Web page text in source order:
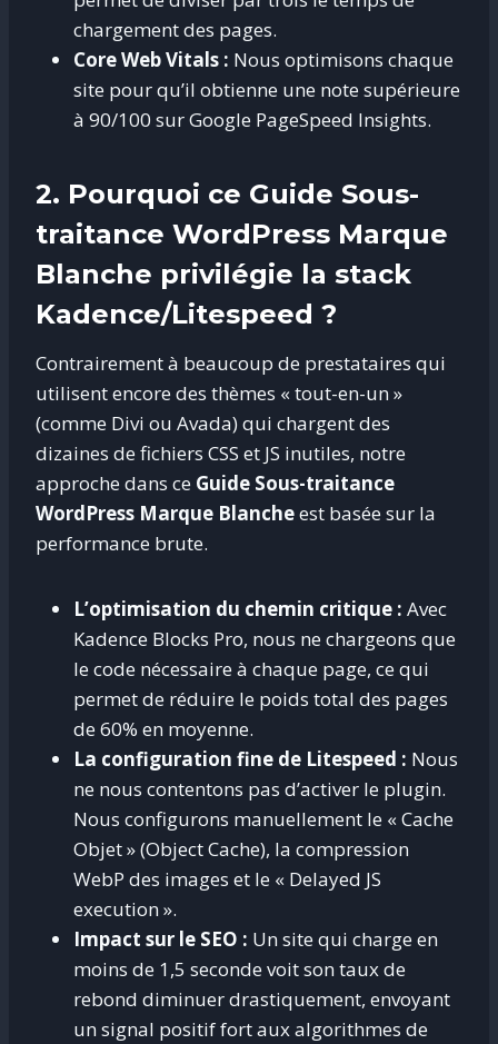
chargement des pages.
Core Web Vitals : Nous optimisons chaque
site pour qu’il obtienne une note supérieure
à 90/100 sur Google PageSpeed Insights.
2. Pourquoi ce Guide Sous-
traitance WordPress Marque
Blanche privilégie la stack
Kadence/Litespeed ?
Contrairement à beaucoup de prestataires qui
utilisent encore des thèmes « tout-en-un »
(comme Divi ou Avada) qui chargent des
dizaines de fichiers CSS et JS inutiles, notre
approche dans ce Guide Sous-traitance
WordPress Marque Blancheest basée sur la
performance brute.
L’optimisation du chemin critique : Avec
Kadence Blocks Pro, nous ne chargeons que
le code nécessaire à chaque page, ce qui
permet de réduire le poids total des pages
de 60% en moyenne.
La configuration fine de Litespeed : Nous
ne nous contentons pas d’activer le plugin.
Nous configurons manuellement le « Cache
Objet » (Object Cache), la compression
WebP des images et le « Delayed JS
execution ».
Impact sur le SEO : Un site qui charge en
moins de 1,5 seconde voit son taux de
rebond diminuer drastiquement, envoyant
un signal positif fort aux algorithmes de